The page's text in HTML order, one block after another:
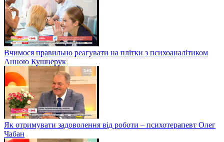
Вчимося правильно реагувати на плітки з психоаналітиком
Анною Кушнерук
Як отримувати задоволення від роботи – психотерапевт Олег
Чабан